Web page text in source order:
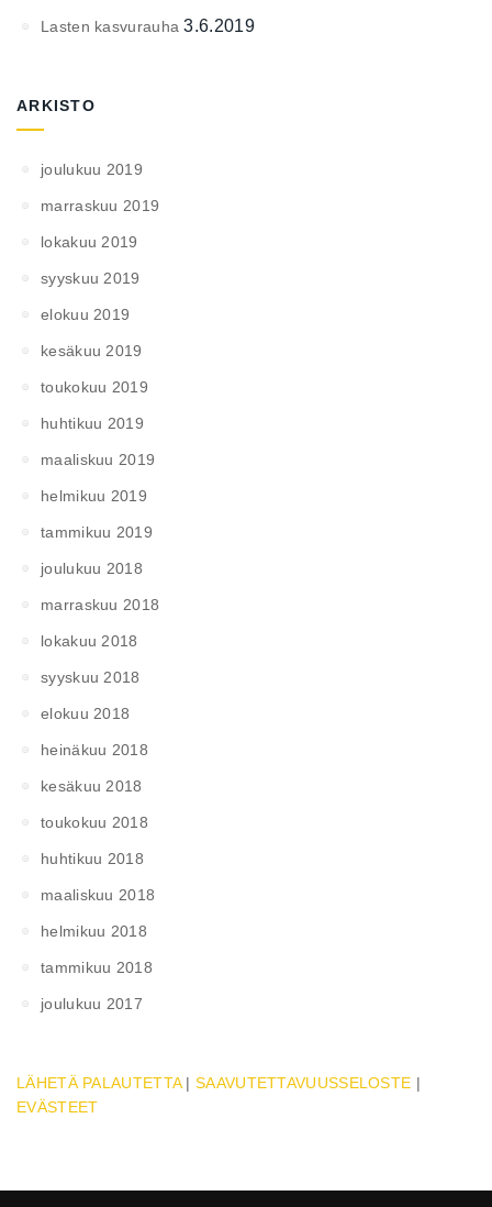
Lasten kasvurauha 3.6.2019
ARKISTO
joulukuu 2019
marraskuu 2019
lokakuu 2019
syyskuu 2019
elokuu 2019
kesäkuu 2019
toukokuu 2019
huhtikuu 2019
maaliskuu 2019
helmikuu 2019
tammikuu 2019
joulukuu 2018
marraskuu 2018
lokakuu 2018
syyskuu 2018
elokuu 2018
heinäkuu 2018
kesäkuu 2018
toukokuu 2018
huhtikuu 2018
maaliskuu 2018
helmikuu 2018
tammikuu 2018
joulukuu 2017
LÄHETÄ PALAUTETTA|SAAVUTETTAVUUSSELOSTE |
EVÄSTEET